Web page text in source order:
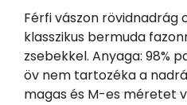
Férfi vászon rövidnadrág
klasszikus bermuda
zsebekkel. Anyaga: 98%
öv nem tartozéka a
magas és M-es méretet